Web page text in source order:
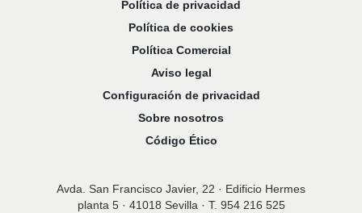
Política de privacidad
Política de cookies
Política Comercial
Aviso legal
Configuración de privacidad
Sobre nosotros
Código Ético
Avda. San Francisco Javier, 22 · Edificio Hermes
planta 5 · 41018 Sevilla · T. 954 216 525